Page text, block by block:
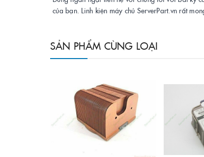
của bạn. Linh kiện máy chủ ServerPart.vn rất
SẢN PHẨM CÙNG LOẠI